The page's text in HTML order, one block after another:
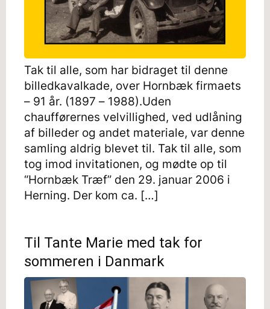
Tak til alle, som har bidraget til denne
billedkavalkade, over Hornbæk firmaets
– 91 år. (1897 – 1988).Uden
chaufførernes velvillighed, ved udlåning
af billeder og andet materiale, var denne
samling aldrig blevet til. Tak til alle, som
tog imod invitationen, og mødte op til
“Hornbæk Træf” den 29. januar 2006 i
Herning. Der kom ca. […]
Til Tante Marie med tak for
sommeren i Danmark